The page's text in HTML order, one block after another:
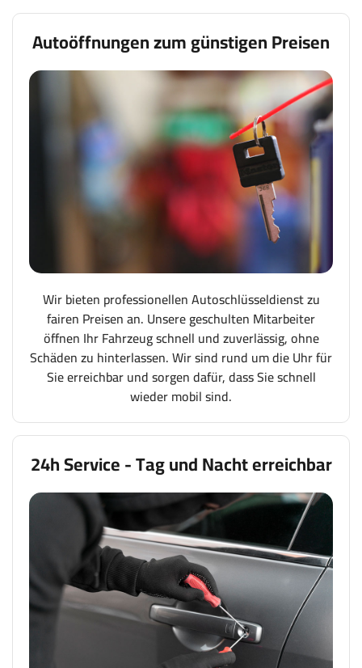
Autoöffnungen zum günstigen Preisen
Wir bieten professionellen Autoschlüsseldienst zu
fairen Preisen an. Unsere geschulten Mitarbeiter
öffnen Ihr Fahrzeug schnell und zuverlässig, ohne
Schäden zu hinterlassen. Wir sind rund um die Uhr für
Sie erreichbar und sorgen dafür, dass Sie schnell
wieder mobil sind.
24h Service - Tag und Nacht erreichbar